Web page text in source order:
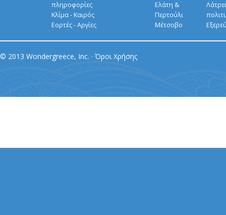
πληροφορίες
Κλίμα - Καιρός
Εορτές - Αργίες
Ελάτη &
Περτούλι
Μέτσοβο
© 2013 Wondergreece, Inc. · Όροι Χρήσης